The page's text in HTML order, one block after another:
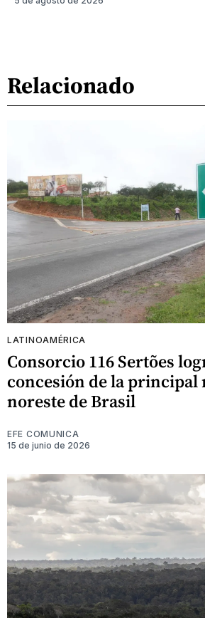
Relacionado
LATINOAMÉRICA
Consorcio 116 Sertões
concesión de la principal
noreste de Brasil
EFE COMUNICA
15 de junio de 2026